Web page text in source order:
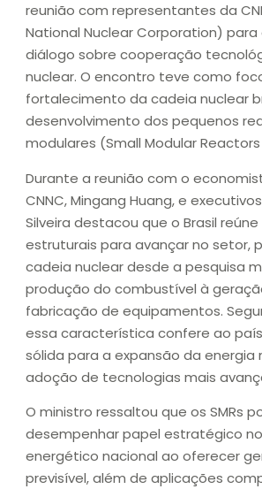
reunião com representantes da
National Nuclear Corporation) para
diálogo sobre cooperação
nuclear. O encontro teve como
fortalecimento da cadeia nuclear
desenvolvimento dos pequenos
modulares (Small Modular Reactors
Durante a reunião com o
CNNC, Mingang Huang, e
Silveira destacou que o Brasil
estruturais para avançar no setor,
cadeia nuclear desde a pesquisa
produção do combustível à
fabricação de equipamentos.
essa característica confere ao
sólida para a expansão da energia
adoção de tecnologias mais
O ministro ressaltou que os SMRs
desempenhar papel estratégico
energético nacional ao oferecer
previsível, além de aplicações